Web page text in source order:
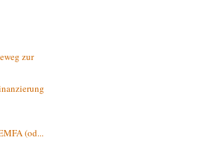
zur
(od...